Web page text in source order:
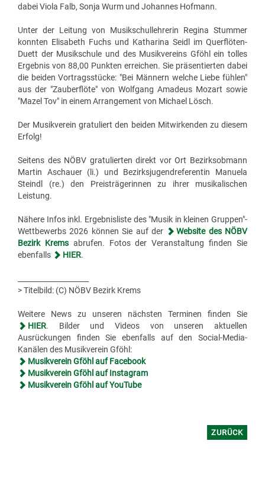
dabei Viola Falb, Sonja Wurm und Johannes Hofmann.
Unter der Leitung von Musikschullehrerin Regina Stummer
konnten Elisabeth Fuchs und Katharina Seidl im Querflöten-
Duett der Musikschule und des Musikvereins Gföhl ein tolles
Ergebnis von 88,00 Punkten erreichen. Sie präsentierten dabei
die beiden Vortragsstücke: "Bei Männern welche Liebe fühlen"
aus der "Zauberflöte" von Wolfgang Amadeus Mozart sowie
"Mazel Tov" in einem Arrangement von Michael Lösch.
Der Musikverein gratuliert den beiden Mitwirkenden zu diesem
Erfolg!
Seitens des NÖBV gratulierten direkt vor Ort Bezirksobmann
Martin Aschauer (li.) und Bezirksjugendreferentin Manuela
Steindl (re.) den Preisträgerinnen zu ihrer musikalischen
Leistung.
Nähere Infos inkl. Ergebnisliste des "Musik in kleinen Gruppen"-
Wettbewerbs 2026 können Sie auf der
Website des NÖBV
Bezirk Kremsabrufen. Fotos der Veranstaltung finden Sie
ebenfalls
HIER.
> Titelbild: (C) NÖBV Bezirk Krems
Weitere News zu unseren nächsten Terminen finden Sie
HIER. Bilder und Videos von unseren aktuellen
Ausrückungen finden Sie ebenfalls auf den Social-Media-
Kanälen des Musikverein Gföhl:
Musikverein Gföhl auf Facebook
Musikverein Gföhl auf Instagram
Musikverein Gföhl auf YouTube
ZURÜCK